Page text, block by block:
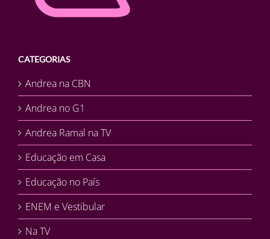
CATEGORIAS
Andrea na CBN
Andrea no G1
Andrea Ramal na TV
Educação em Casa
Educação no País
ENEM e Vestibular
Na TV